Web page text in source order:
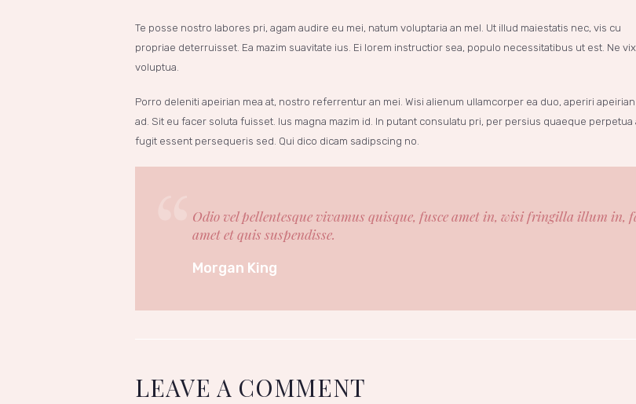
Te posse nostro labores pri, agam audire eu mei, natum voluptaria an mel. Ut illud maiestatis nec, vis cu
propriae deterruisset. Ea mazim suavitate ius. Ei lorem instructior sea, populo necessitatibus ut est. Ne vix
voluptua.
Porro deleniti apeirian mea at, nostro referrentur an mei. Wisi alienum ullamcorper ea duo, aperiri
ad. Sit eu facer soluta fuisset. Ius magna mazim id. In putant consulatu pri, per persius quaeque perpetua
fugit essent persequeris sed. Qui dico dicam sadipscing no.
Odio vel pellentesque vivamus quisque, fusce amet in, wisi fringilla illum in,
amet et quis suspendisse.
Morgan King
LEAVE A COMMENT